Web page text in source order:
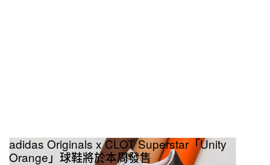
adidas Originals x CLOT Superstar「Unity
Orange」球鞋將於本周發售